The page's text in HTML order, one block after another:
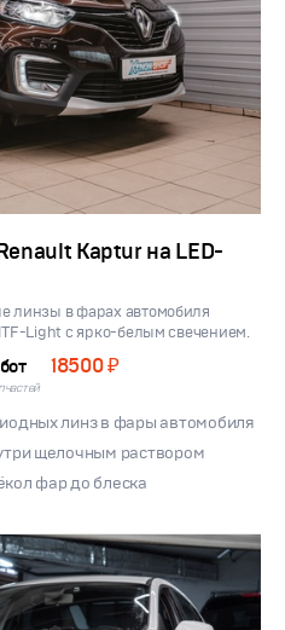
Kaptur на LED-
линзы в фарах автомобиля
Light с ярко-белым свечением.
18500 ₽
линз в фары автомобиля
щелочным раствором
фар до блеска